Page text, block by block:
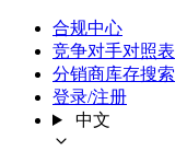
合规中心
竞争对手对照表
分销商库存搜索
登录/注册
中文